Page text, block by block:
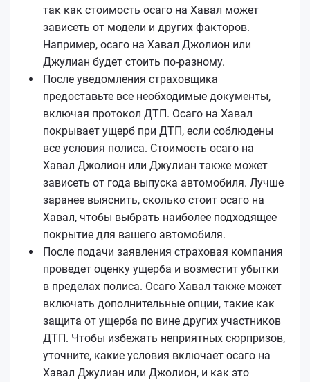
так как стоимость осаго на Хавал может
зависеть от модели и других факторов.
Например, осаго на Хавал Джолион или
Джулиан будет стоить по-разному.
После уведомления страховщика
предоставьте все необходимые документы,
включая протокол ДТП. Осаго на Хавал
покрывает ущерб при ДТП, если соблюдены
все условия полиса. Стоимость осаго на
Хавал Джолион или Джулиан также может
зависеть от года выпуска автомобиля. Лучше
заранее выяснить, сколько стоит осаго на
Хавал, чтобы выбрать наиболее подходящее
покрытие для вашего автомобиля.
После подачи заявления страховая компания
проведет оценку ущерба и возместит убытки
в пределах полиса. Осаго Хавал также может
включать дополнительные опции, такие как
защита от ущерба по вине других участников
ДТП. Чтобы избежать неприятных сюрпризов,
уточните, какие условия включает осаго на
Хавал Джулиан или Джолион, и как это